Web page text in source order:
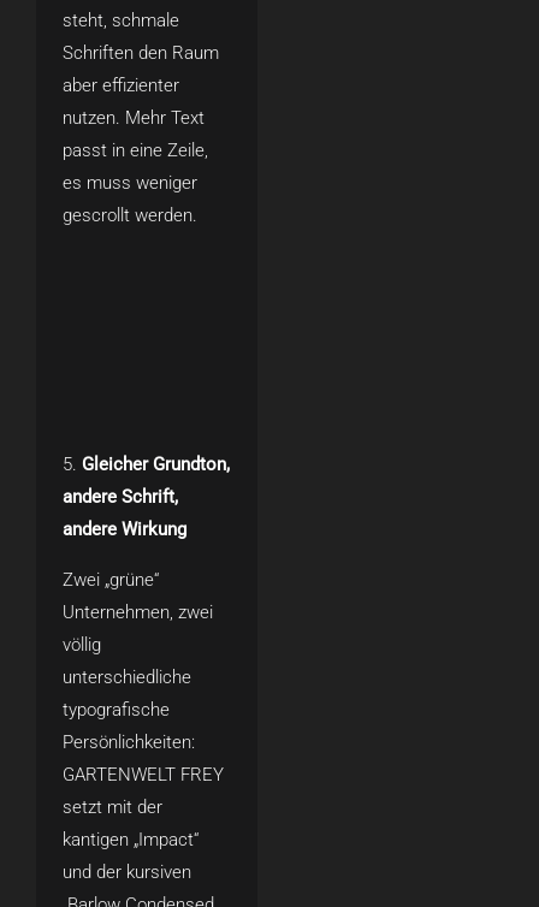
steht, schmale
Schriften den Raum
aber effizienter
nutzen. Mehr Text
passt in eine Zeile,
es muss weniger
gescrollt werden.
Gleicher Grundton,
andere Schrift,
andere Wirkung
Zwei „grüne“
Unternehmen, zwei
völlig
unterschiedliche
typografische
Persönlichkeiten:
GARTENWELT FREY
setzt mit der
kantigen „Impact“
und der kursiven